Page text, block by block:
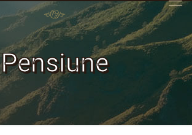
Pensiune